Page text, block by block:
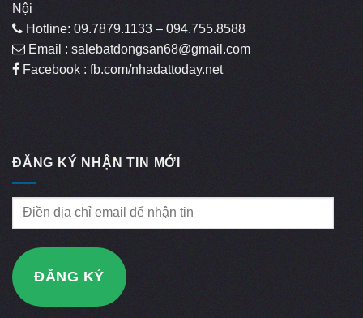
Nội
Hotline: 09.7879.1133 – 094.755.8588
Email : salebatdongsan68@gmail.com
Facebook : fb.com/nhadattoday.net
ĐĂNG KÝ NHẬN TIN MỚI
Điền
email
để
nhận
ĐĂNG KÝ